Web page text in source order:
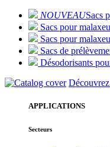
NOUVEAUSacs
Sacs pour
Sacs pour
Sacs de
Désodorisants
APPLICATIONS
Secteurs